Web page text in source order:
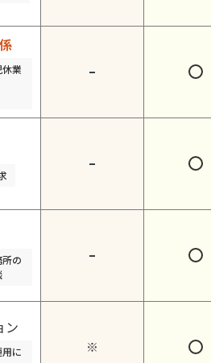
業
–
–
の
–
ン
に
※